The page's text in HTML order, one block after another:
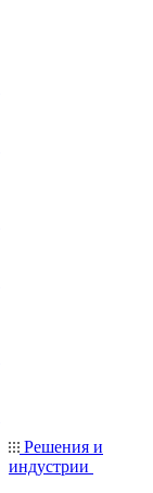
Решения и
индустрии